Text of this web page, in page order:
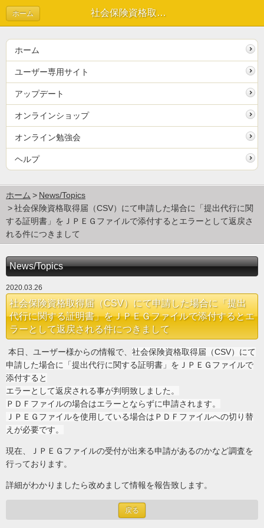
社会保険資格取得届（CSV）にて申請した場合に「提出代行に関する証明書」をＪＰＥＧファイルで添付するとエラーとして返戻される件につきまして | News/Topics
ホーム
ホーム
ユーザー専用サイト
アップデート
オンラインショップ
オンライン勉強会
ヘルプ
ホーム
News/Topics
社会保険資格取得届（CSV）にて申請した場合に「提出代行に関
する証明書」をＪＰＥＧファイルで添付するとエラーとして返戻さ
れる件につきまして
News/Topics
2020.03.26
社会保険資格取得届（CSV）にて申請した場合に「提出
代行に関する証明書」をＪＰＥＧファイルで添付するとエ
ラーとして返戻される件につきまして
本日、ユーザー様からの情報で、 社会保険資格取得届（CSV）にて
申請した場合に「提出代行に関する証明書」をＪＰＥＧファイルで
添付すると
エラーとして返戻される事が判明致しました。
ＰＤＦファイルの場合はエラーとならずに申請されます。
ＪＰＥＧファイルを使用している場合はＰＤＦファイルへの切り替
えが必要です。
現在、
ＪＰＥＧファイルの受付が出来る申請があるのかなど調査を
行っております。
詳細がわかりましたら改めまして情報を報告致します。
戻る